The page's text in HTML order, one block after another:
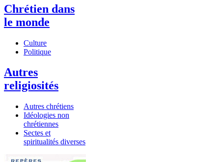
Chrétien dans
le monde
Culture
Politique
Autres
religiosités
Autres chrétiens
Idéologies non
chrétiennes
Sectes et
spiritualités diverses